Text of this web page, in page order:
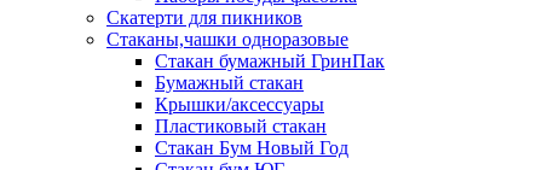
Скатерти для пикников
Стаканы,чашки одноразовые
Cтакан бумажный ГринПак
Бумажный стакан
Крышки/аксессуары
Пластиковый стакан
Стакан Бум Новый Год